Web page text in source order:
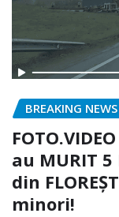
BREAKING NEWS
au MURIT
din
minori!